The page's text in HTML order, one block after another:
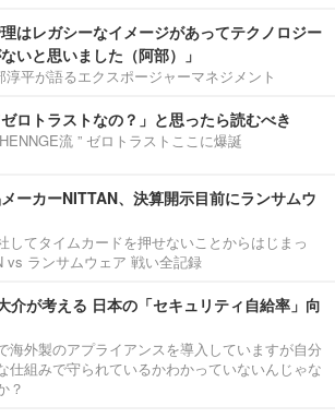
理はレガシーなイメージがあってテクノロジー
いと思いました（阿部）」
淳平が語るエクスポージャーマネジメント
ゼロトラストなの？」と思ったら読むべき
流 ” ゼロトラストここに爆誕
ーカーNITTAN、決算開示目前にランサムウ
してタイムカードを押せないことからはじまっ
vs ランサムウェア 戦い全記録
介が考える 日本の「セキュリティ自給率」向
海外製のアプライアンスを導入していますが自分
仕組みで守られているかわかっていないんじゃな
？